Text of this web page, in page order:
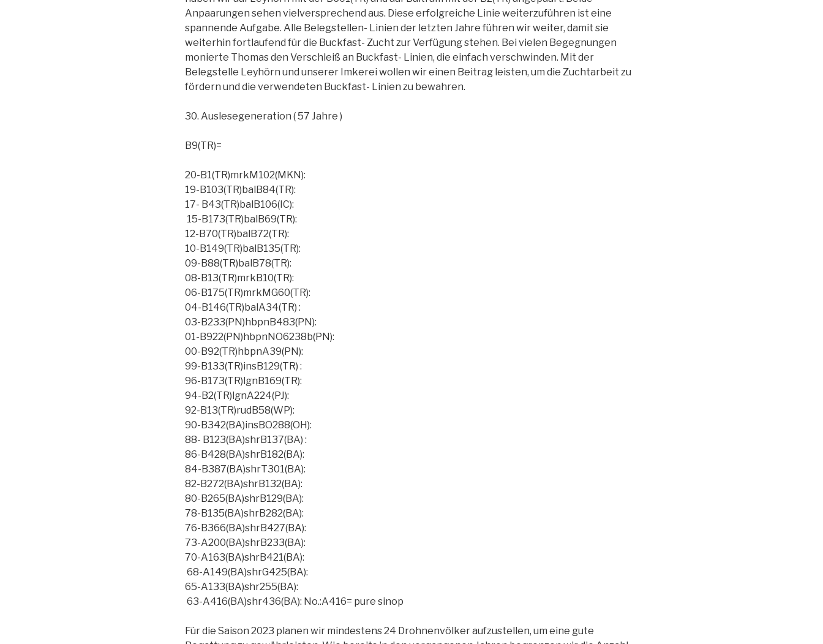
Anpaarungen sehen vielversprechend aus. Diese erfolgreiche Linie weiterzuführen ist eine
spannende Aufgabe. Alle Belegstellen- Linien der letzten Jahre führen wir weiter, damit sie
weiterhin fortlaufend für die Buckfast- Zucht zur Verfügung stehen. Bei vielen Begegnungen
monierte Thomas den Verschleiß an Buckfast- Linien, die einfach verschwinden. Mit der
Belegstelle Leyhörn und unserer Imkerei wollen wir einen Beitrag leisten, um die Zuchtarbeit zu
fördern und die verwendeten Buckfast- Linien zu bewahren.
30. Auslesegeneration ( 57 Jahre )
B9(TR)=
20-B1(TR)mrkM102(MKN):
19-B103(TR)balB84(TR):
17- B43(TR)balB106(IC):
15-B173(TR)balB69(TR):
12-B70(TR)balB72(TR):
10-B149(TR)balB135(TR):
09-B88(TR)balB78(TR):
08-B13(TR)mrkB10(TR):
06-B175(TR)mrkMG60(TR):
04-B146(TR)balA34(TR) :
03-B233(PN)hbpnB483(PN):
01-B922(PN)hbpnNO6238b(PN):
00-B92(TR)hbpnA39(PN):
99-B133(TR)insB129(TR) :
96-B173(TR)lgnB169(TR):
94-B2(TR)lgnA224(PJ):
92-B13(TR)rudB58(WP):
90-B342(BA)insBO288(OH):
88- B123(BA)shrB137(BA) :
86-B428(BA)shrB182(BA):
84-B387(BA)shrT301(BA):
82-B272(BA)shrB132(BA):
80-B265(BA)shrB129(BA):
78-B135(BA)shrB282(BA):
76-B366(BA)shrB427(BA):
73-A200(BA)shrB233(BA):
70-A163(BA)shrB421(BA):
68-A149(BA)shrG425(BA):
65-A133(BA)shr255(BA):
63-A416(BA)shr436(BA): No.:A416= pure sinop
Für die Saison 2023 planen wir mindestens 24 Drohnenvölker aufzustellen, um eine gute